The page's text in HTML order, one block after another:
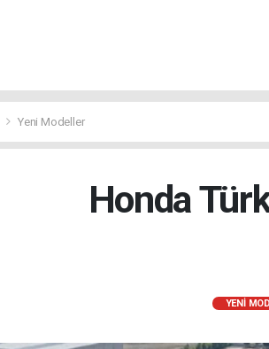
Yeni Modeller
Honda
YENI